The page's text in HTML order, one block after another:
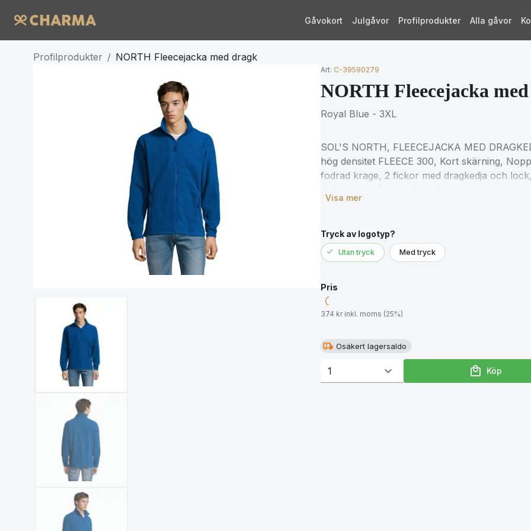
Gåvokort Julgåvor Profilprodukter Alla gåvor
Profilprodukter / NORTH Fleecejacka med dragk
Art: C-39590279
NORTH Fleecejacka
Royal Blue - 3XL
SOL'S NORTH, FLEECEJACKA MED
hög densitet FLEECE 300, Kort skärning,
fodrad krage, 2 fickor med dragkedja och
storlekstabellen i avsnittet om
Visa mer
Tryck av logotyp?
Utan tryck Med tryck
Pris
374 kr inkl. moms (25%)
Osäkert lagersaldo
Köp